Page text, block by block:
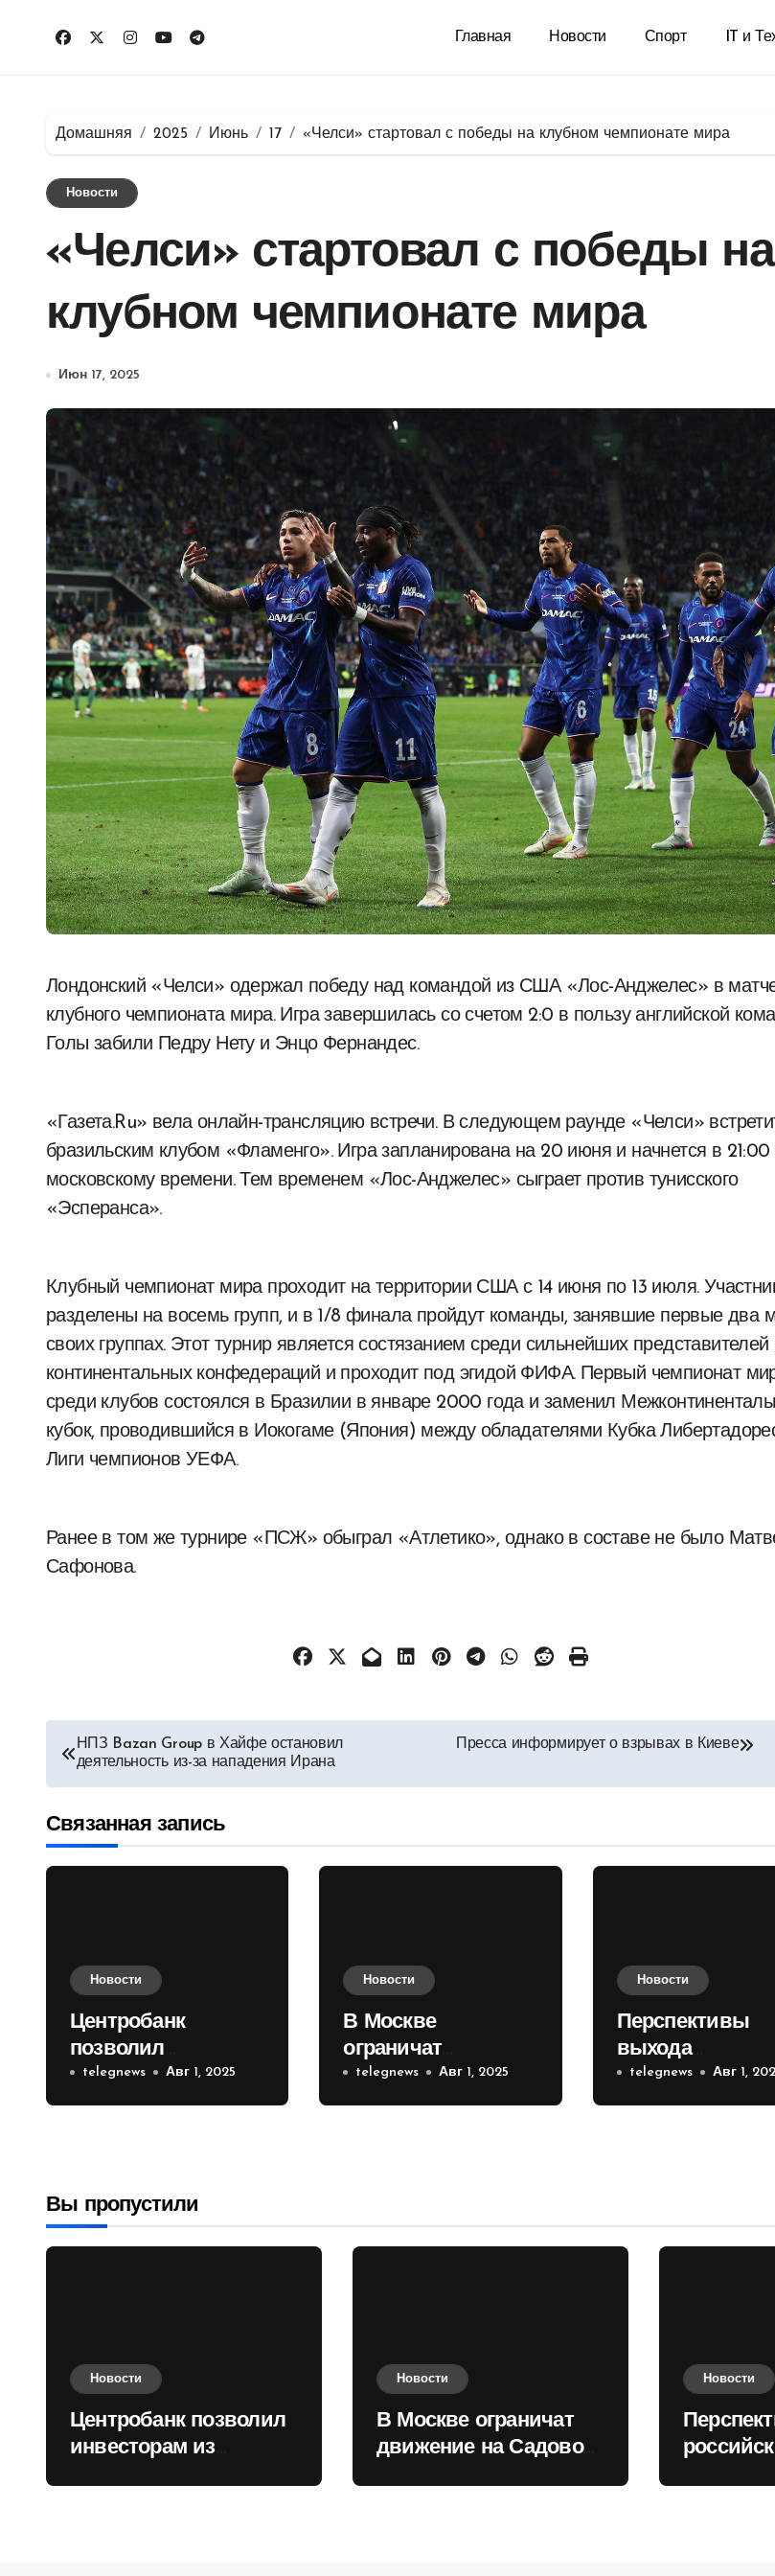
Главная Новости Спорт IT и
Домашняя 2025 Июнь 17 «Челси» стартовал с победы на клубном чемпионате мира
Новости
«Челси» стартовал с победы на
клубном чемпионате мира
Июн 17, 2025
Лондонский «Челси» одержал победу над командой из США «Лос-Анджелес» в матче
клубного чемпионата мира. Игра завершилась со счетом 2:0 в пользу английской
Голы забили Педру Нету и Энцо Фернандес.
«Газета.Ru» вела онлайн-трансляцию встречи. В следующем раунде «Челси»
бразильским клубом «Фламенго». Игра запланирована на 20 июня и начнется в 21:00
московскому времени. Тем временем «Лос-Анджелес» сыграет против тунисского
«Эсперанса».
Клубный чемпионат мира проходит на территории США с 14 июня по 13 июля.
разделены на восемь групп, и в 1/8 финала пройдут команды, занявшие первые два
своих группах. Этот турнир является состязанием среди сильнейших
континентальных конфедераций и проходит под эгидой ФИФА. Первый чемпионат
среди клубов состоялся в Бразилии в январе 2000 года и заменил
кубок, проводившийся в Иокогаме (Япония) между обладателями Кубка
Лиги чемпионов УЕФА.
Ранее в том же турнире «ПСЖ» обыграл «Атлетико», однако в составе не было
Сафонова.
Навигация
по
записям
НПЗ Bazan Group в Хайфе остановил
деятельность из-за нападения Ирана
Пресса информирует о взрывах в Киеве
Связанная запись
Новости
Центробанк
позволил
инвесторам из
враждебных
telegnews Авг 1, 2025
Новости
В Москве
ограничат
движение на
Садовом кольце
telegnews Авг 1, 2025
Новости
Перспективы
выхода
российских
Киеву зимой
telegnews Авг 1,
Вы пропустили
Новости
Центробанк позволил
инвесторам из
Новости
В Москве ограничат
движение на Садовом
Новости